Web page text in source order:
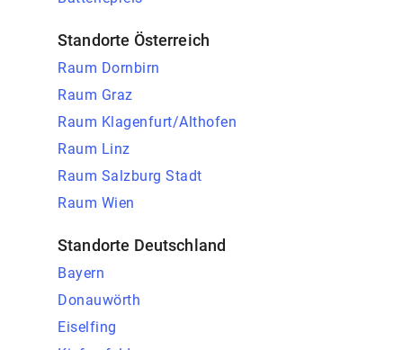
Standorte Österreich
Raum Dornbirn
Raum Graz
Raum Klagenfurt/Althofen
Raum Linz
Raum Salzburg Stadt
Raum Wien
Standorte Deutschland
Bayern
Donauwörth
Eiselfing